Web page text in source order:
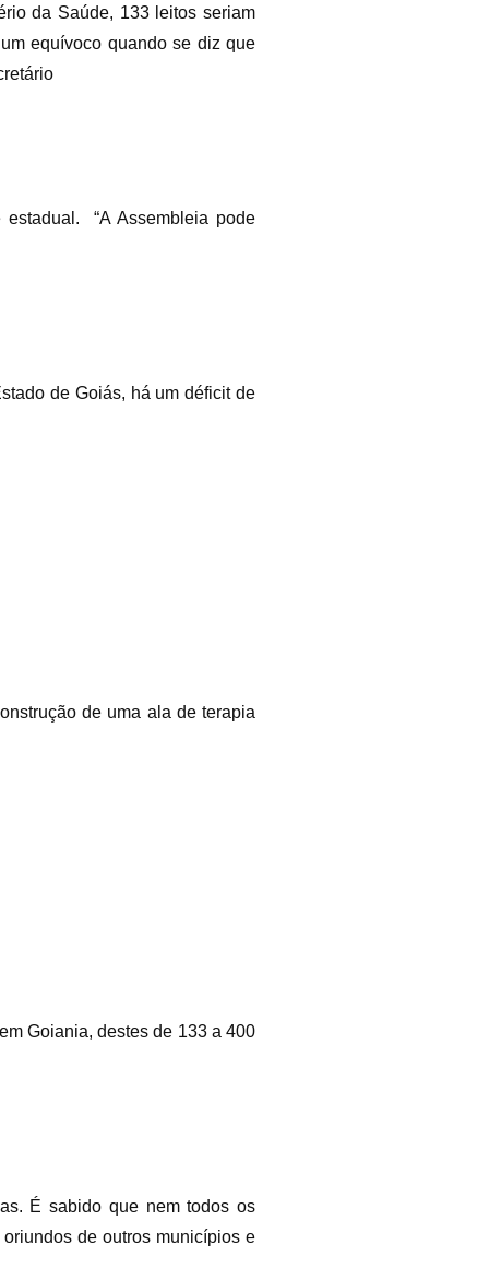
da Saúde, 133 leitos seriam
equívoco quando se diz que
“A Assembleia pode
de Goiás, há um déficit de
de uma ala de terapia
Goiania, destes de 133 a 400
É sabido que nem todos os
de outros municípios e